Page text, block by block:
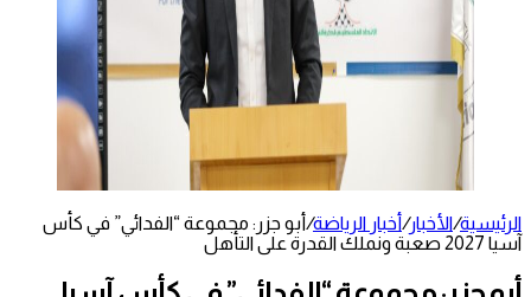
الرئيسية/الأخبار/أخبار الرياضة/أبو جزر: مجموعة “الفدائي” في كأس
آسيا 2027 صعبة ونملك القدرة على التأهل